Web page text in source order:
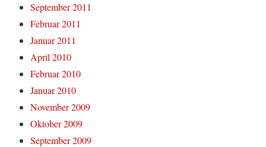
September 2011
Februar 2011
Januar 2011
April 2010
Februar 2010
Januar 2010
November 2009
Oktober 2009
September 2009